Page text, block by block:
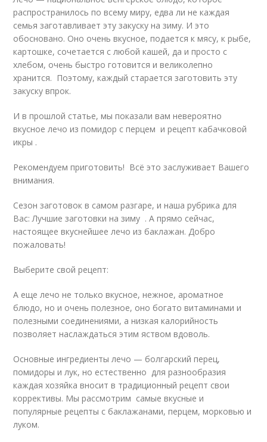
распространилось по всему миру, едва ли не каждая
семья заготавливает эту закуску на зиму. И это
обосновано. Оно очень вкусное, подается к мясу, к рыбе,
картошке, сочетается с любой кашей, да и просто с
хлебом, очень быстро готовится и великолепно
хранится. Поэтому, каждый старается заготовить эту
закуску впрок.
И в прошлой статье, мы показали вам невероятно
вкусное лечо из помидор с перцем и рецепт кабачковой
икры .
Рекомендуем приготовить! Всё это заслуживает Вашего
внимания.
Сезон заготовок в самом разгаре, и наша рубрика для
Вас: Лучшие заготовки на зиму . А прямо сейчас,
настоящее вкуснейшее лечо из баклажан. Добро
пожаловать!
Выберите свой рецепт:
А еще лечо не только вкусное, нежное, ароматное
блюдо, но и очень полезное, оно богато витаминами и
полезными соединениями, а низкая калорийность
позволяет наслаждаться этим яством вдоволь.
Основные ингредиенты лечо — болгарский перец,
помидоры и лук, но естественно для разнообразия
каждая хозяйка вносит в традиционный рецепт свои
коррективы. Мы рассмотрим самые вкусные и
популярные рецепты с баклажанами, перцем, морковью и
луком.